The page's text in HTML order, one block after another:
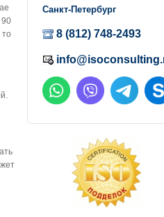
90
Санкт-Петербург
8 (812) 748-2493